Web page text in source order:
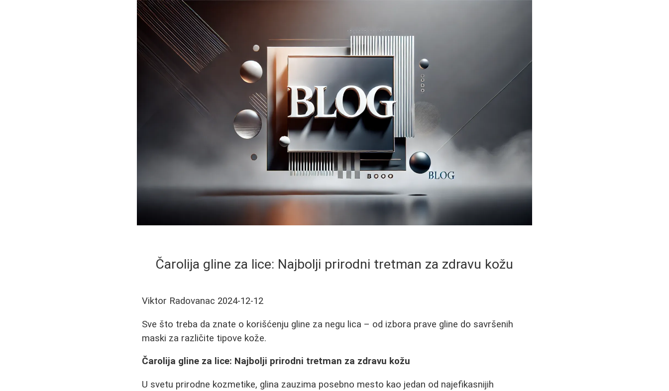
Čarolija gline za lice: Najbolji prirodni tretman za zdravu kožu
Viktor Radovanac 2024-12-12
Sve što treba da znate o korišćenju gline za negu lica – od izbora prave gline do savršenih
maski za različite tipove kože.
Čarolija gline za lice: Najbolji prirodni tretman za zdravu kožu
U svetu prirodne kozmetike, glina zauzima posebno mesto kao jedan od najefikasnijih